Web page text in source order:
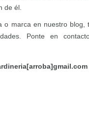
de él.
o marca en nuestro blog,
Ponte en